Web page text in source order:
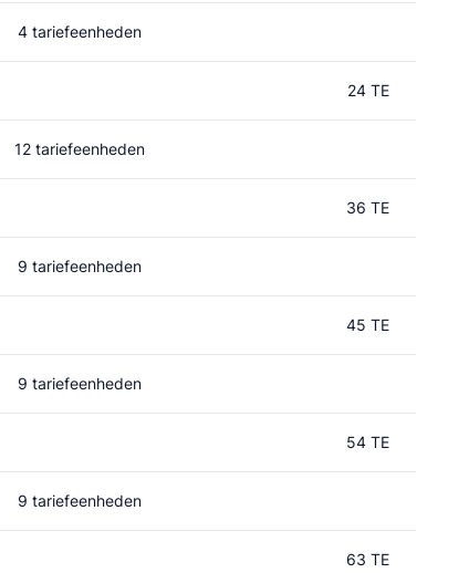
4 tariefeenheden
24 TE
12 tariefeenheden
36 TE
9 tariefeenheden
45 TE
9 tariefeenheden
54 TE
9 tariefeenheden
63 TE